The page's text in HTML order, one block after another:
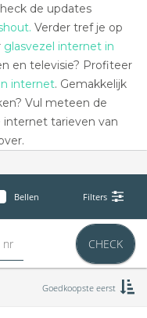
de updates
Verder tref je op
glasvezel internet in
en televisie? Profiteer
internet. Gemakkelijk
Vul meteen de
internet tarieven van
Bellen Filters
CHECK
Goedkoopste eerst